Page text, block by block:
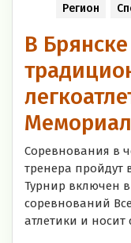
Регион
В Брянске
Соревнования в
тренера пройдут
Турнир включен
соревнований
атлетики и носит